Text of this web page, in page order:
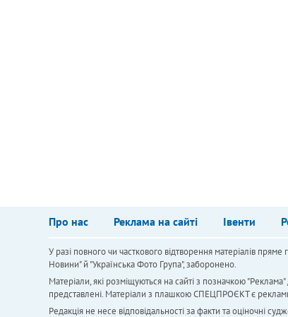
Про нас Реклама на сайті Івенти
У разі повного чи часткового відтворення матеріалів
Новини" й "Українська Фото Група", заборонено.
Матеріали, які розміщуються на сайті з позначкою
представлені. Матеріали з плашкою СПЕЦПРОЄКТ є
Редакція не несе відповідальності за факти та оціночні